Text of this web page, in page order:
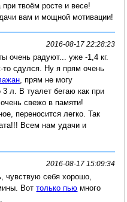
твоём росте и весе!
вам и мощной мотивации!
2016-08-17 22:28:23
очень радуют... уже -1,4 кг.
то сдулся. Ну я прям очень
, прям не могу
3 л. В туалет бегаю как при
свежо в памяти!
переносится легко. Так
Всем нам удачи и
2016-08-17 15:09:34
чувствую себя хорошо,
Воттолько пью много